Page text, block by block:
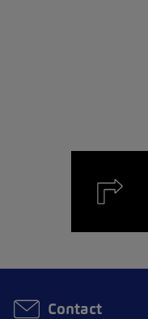
Contact